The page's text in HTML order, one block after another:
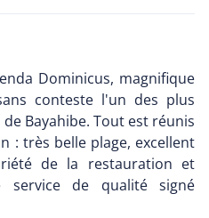
Dominicus, magnifique
conteste l'un des plus
Bayahibe. Tout est réunis
: très belle plage, excellent
de la restauration et
de qualité signé